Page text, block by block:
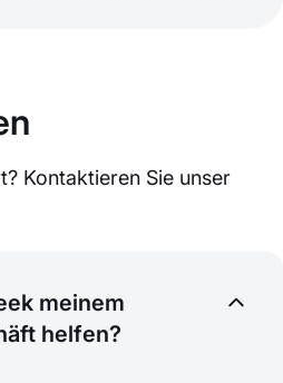
Kontaktieren Sie unser
meinem
helfen?